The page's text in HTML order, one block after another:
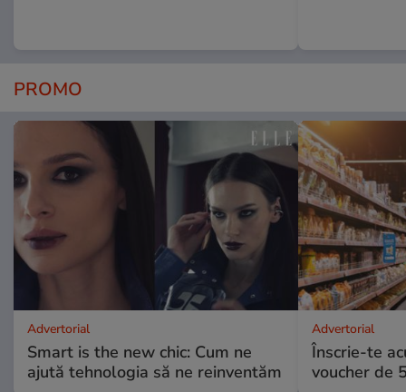
PROMO
Advertorial
Smart is the new chic: Cum ne
ajută tehnologia să ne reinventăm
Advertorial
Înscrie-te
voucher de